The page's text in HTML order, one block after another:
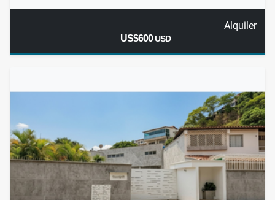
Alquiler
US$600USD